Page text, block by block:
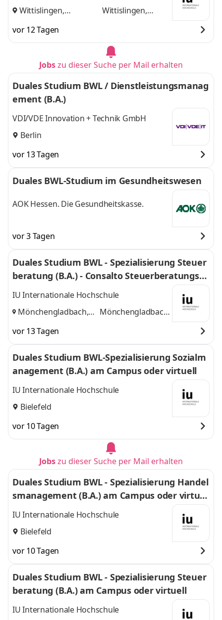
Wittislingen,
Wittislingen,
vor 12 Tagen
Jobszu dieser Suche per Mail erhalten
Duales Studium BWL / Dienstleistungsmanag
ement (B.A.)
VDI/VDE Innovation + Technik GmbH
Berlin
vor 13 Tagen
Duales BWL-Studium im Gesundheitswesen
AOK Hessen. Die Gesundheitskasse.
vor 3 Tagen
Duales Studium BWL - Spezialisierung Steuer
beratung (B.A.) - Consalto Steuerberatungsge
sellschaft mbH
IU Internationale Hochschule
Mönchengladbach,
Mönchengladbach,
vor 13 Tagen
Duales Studium BWL-Spezialisierung Sozialm
anagement (B.A.) am Campus oder virtuell
IU Internationale Hochschule
Bielefeld
vor 10 Tagen
Jobszu dieser Suche per Mail erhalten
Duales Studium BWL - Spezialisierung Handel
smanagement (B.A.) am Campus oder virtuel
l
IU Internationale Hochschule
Bielefeld
vor 10 Tagen
Duales Studium BWL - Spezialisierung Steuer
beratung (B.A.) am Campus oder virtuell
IU Internationale Hochschule